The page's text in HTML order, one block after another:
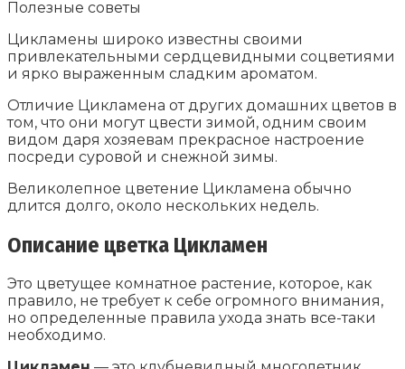
Полезные советы
Цикламены широко известны своими
привлекательными сердцевидными соцветиями
и ярко выраженным сладким ароматом.
Отличие Цикламена от других домашних цветов в
том, что они могут цвести зимой, одним своим
видом даря хозяевам прекрасное настроение
посреди суровой и снежной зимы.
Великолепное цветение Цикламена обычно
длится долго, около нескольких недель.
Описание цветка Цикламен
Это цветущее комнатное растение, которое, как
правило, не требует к себе огромного внимания,
но определенные правила ухода знать все-таки
необходимо.